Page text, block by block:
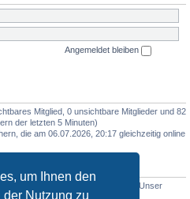
um Ihnen den
Nutzung zu
Angemeldet bleiben
Mitglied, 0 unsichtbare Mitglieder und 82
der letzten 5 Minuten)
die am 06.07.2026, 20:17 gleichzeitig online
• Unser